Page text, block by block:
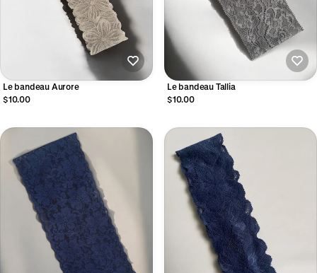
Le bandeau Aurore
$10.00
Le bandeau Tallia
$10.00